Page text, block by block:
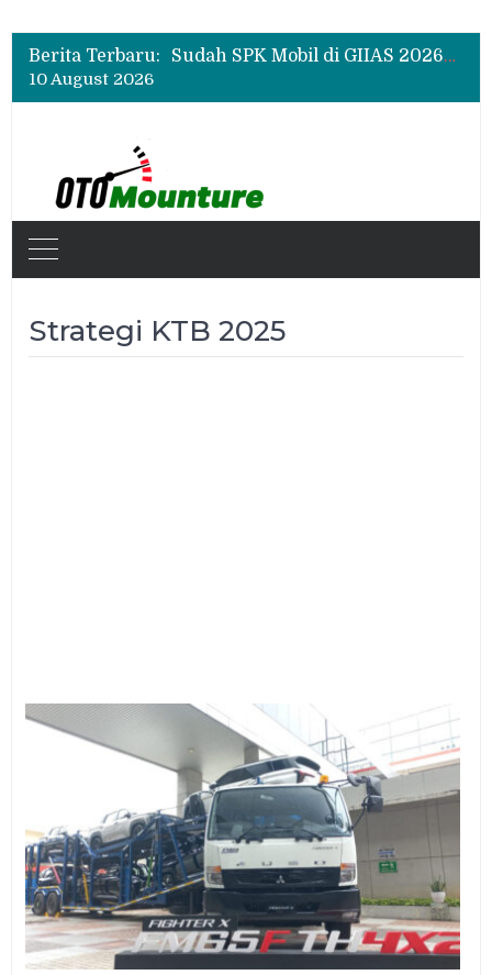
Berita Terbaru:
Rangkul Komunitas Mobil, Motul Indonesia Gelar Car MeetUp Perdana di Tangerang
Sudah SPK Mobil di GIIAS 2026? Ini Tahapan yang Harus Dilakukan Setelah Pameran
Rangkul Komunitas Mobil, Motul Indonesia Gelar Car MeetUp Perdana di Tangerang
10 August 2026
Strategi KTB 2025